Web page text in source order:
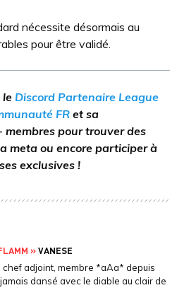
nécessite désormais au
pour être validé.
le Discord Partenaire League
FR et sa
pour trouver des
meta ou encore participer à
exclusives !
»VANESE
chef adjoint, membre *aAa* depuis
dansé avec le diable au clair de